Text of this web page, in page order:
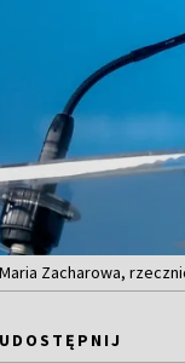
Maria Zacharowa,
UDOSTĘPNIJ